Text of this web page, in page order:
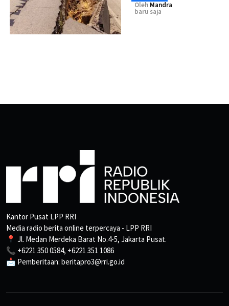
Oleh Mandra
baru saja
Kantor Pusat LPP RRI
Media radio berita online terpercaya - LPP RRI
📍 Jl. Medan Merdeka Barat No.4-5, Jakarta Pusat.
📞 +6221 350 0584, +6221 351 1086
📩 Pemberitaan: beritapro3@rri.go.id